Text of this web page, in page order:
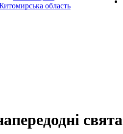
область
свята